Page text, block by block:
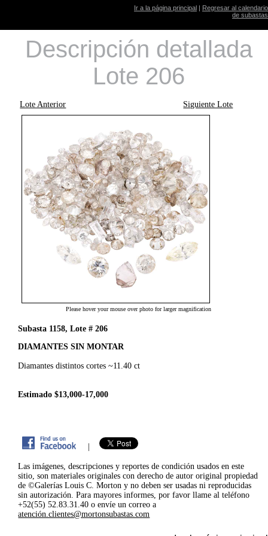
Ir a la página principal | Regresar al calendario
de subastas
Descripción detallada
Lote 206
Lote Anterior Siguiente Lote
Please hover your mouse over photo for larger magnification
Subasta 1158, Lote # 206
DIAMANTES SIN MONTAR
Diamantes distintos cortes ~11.40 ct
Estimado $13,000-17,000
|
Las imágenes, descripciones y reportes de condición usados en este
sitio, son materiales originales con derecho de autor original propiedad
de ©Galerías Louis C. Morton y no deben ser usadas ni reproducidas
sin autorización. Para mayores informes, por favor llame al teléfono
+52(55) 52.83.31.40 o envíe un correo a
atención.clientes@mortonsubastas.com